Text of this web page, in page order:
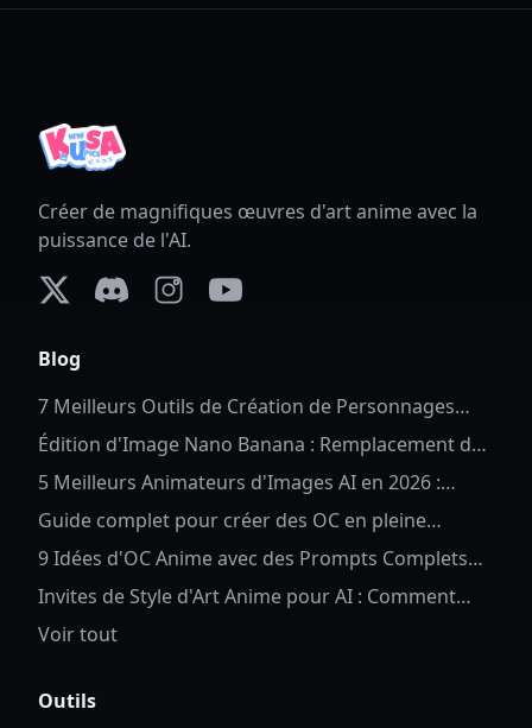
Créer de magnifiques œuvres d'art anime avec la
puissance de l'AI.
Blog
7 Meilleurs Outils de Création de Personnages
Complets en 2026
Édition d'Image Nano Banana : Remplacement de
Fond Anime
5 Meilleurs Animateurs d'Images AI en 2026 :
Donnez Vie à Vos Photos
Guide complet pour créer des OC en pleine
longueur pour Anime OC
9 Idées d'OC Anime avec des Prompts Complets
d'OC Anime AI
Invites de Style d'Art Anime pour AI : Comment
Contrôler les Détails et le Style des Personnages
Voir tout
Outils